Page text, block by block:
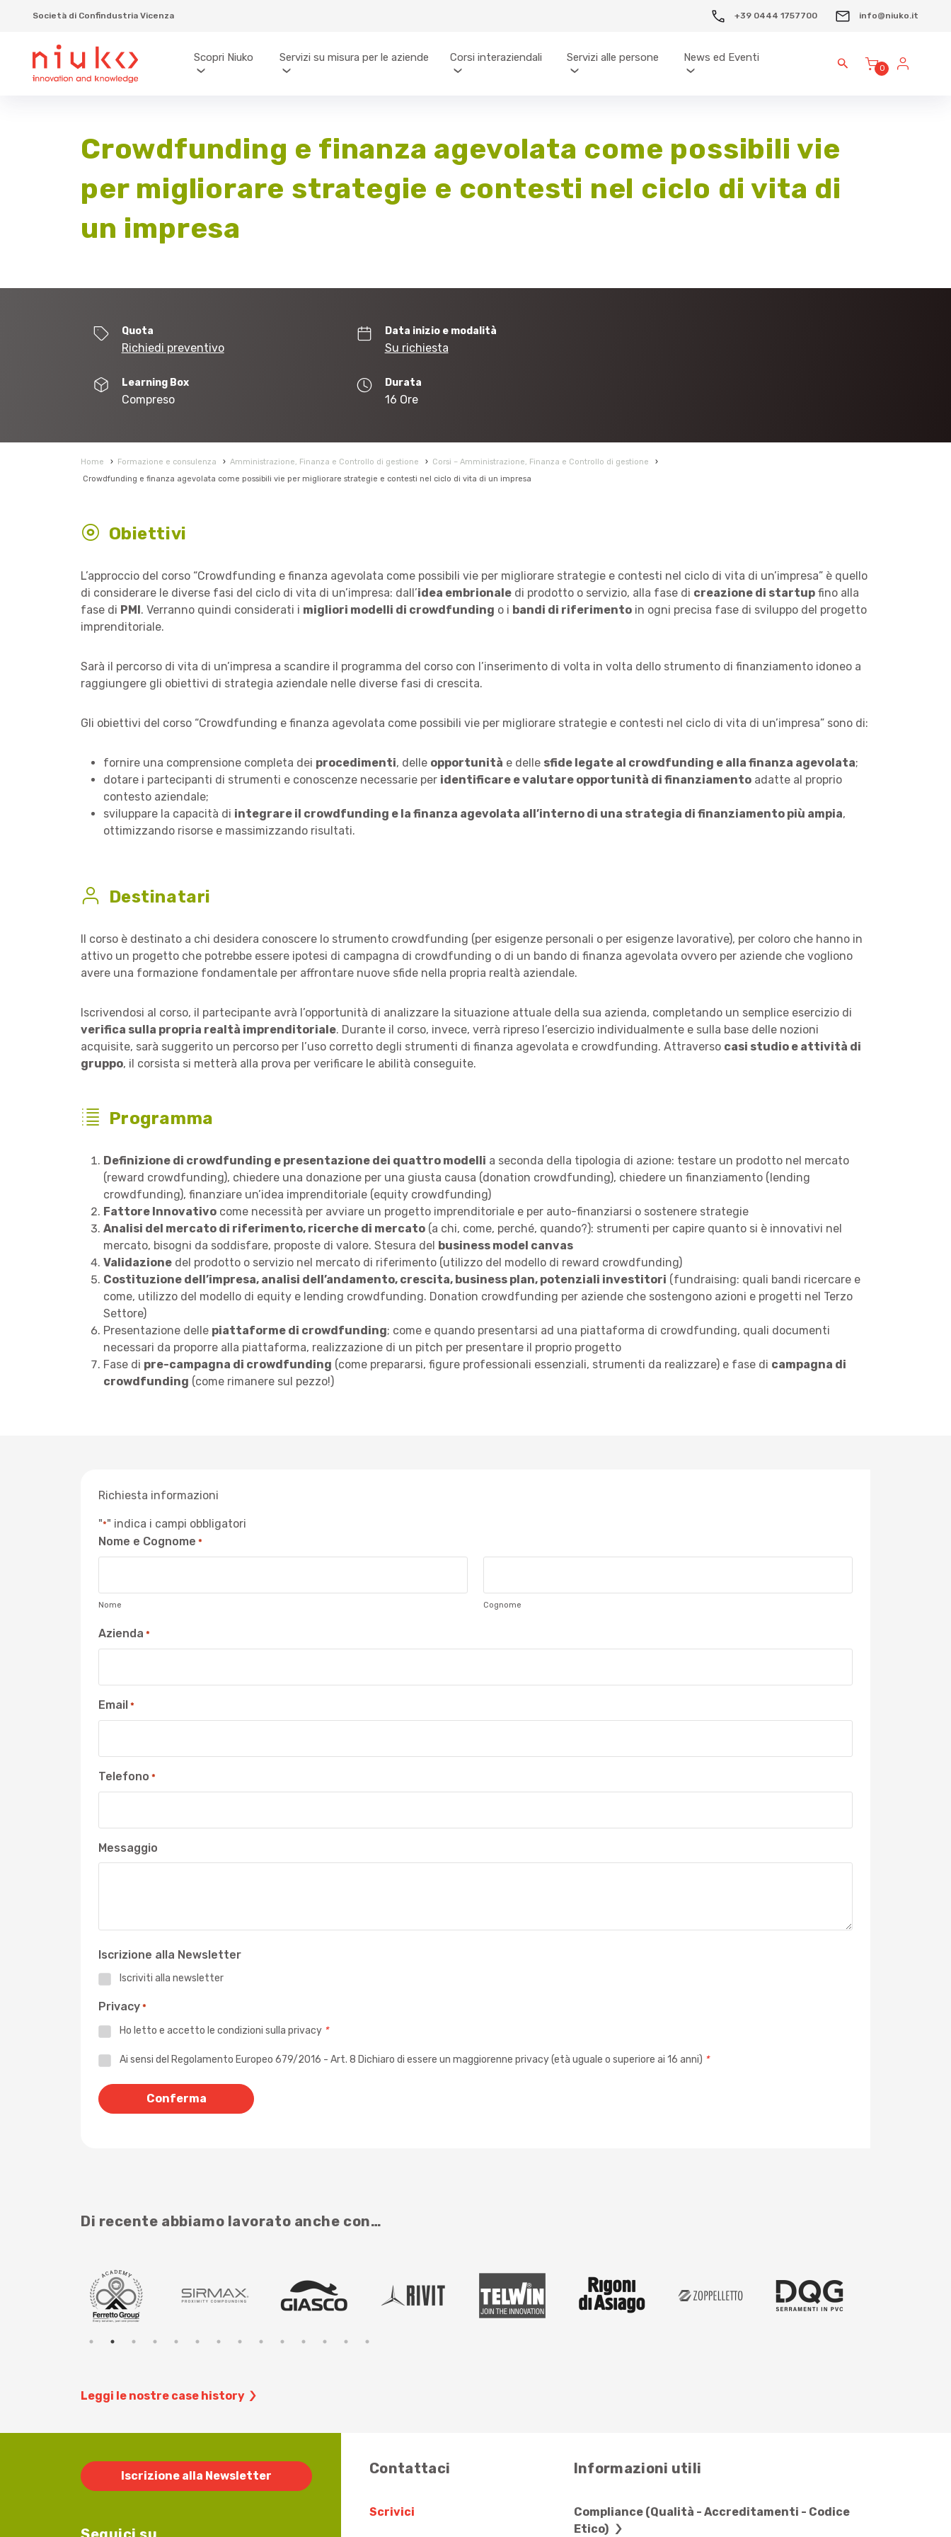
Società di Confindustria Vicenza +39 0444 1757700 info@niuko.it
0
Scopri Niuko Servizi su misura per le aziende Corsi interaziendali Servizi alle persone News ed Eventi
Crowdfunding e finanza agevolata come possibili vie
per migliorare strategie e contesti nel ciclo di vita di
un impresa
Quota
Richiedi preventivo
Learning Box
Compreso
Data inizio e modalità
Su richiesta
Durata
16 Ore
Home › Formazione e consulenza › Amministrazione, Finanza e Controllo di gestione › Corsi – Amministrazione, Finanza e Controllo di gestione
›
Crowdfunding e finanza agevolata come possibili vie per migliorare strategie e contesti nel ciclo di vita di un impresa
Obiettivi
L’approccio del corso “Crowdfunding e finanza agevolata come possibili vie per migliorare strategie e contesti nel ciclo di vita di un’impresa” è quello
di considerare le diverse fasi del ciclo di vita di un’impresa: dall’idea embrionale di prodotto o servizio, alla fase di creazione di startup fino alla
fase di PMI. Verranno quindi considerati i migliori modelli di crowdfunding o i bandi di riferimento in ogni precisa fase di sviluppo del progetto
imprenditoriale.
Sarà il percorso di vita di un’impresa a scandire il programma del corso con l’inserimento di volta in volta dello strumento di finanziamento idoneo a
raggiungere gli obiettivi di strategia aziendale nelle diverse fasi di crescita.
Gli obiettivi del corso “Crowdfunding e finanza agevolata come possibili vie per migliorare strategie e contesti nel ciclo di vita di un’impresa” sono di:
fornire una comprensione completa dei procedimenti, delle opportunità e delle sfide legate al crowdfunding e alla finanza agevolata;
dotare i partecipanti di strumenti e conoscenze necessarie per identificare e valutare opportunità di finanziamento adatte al proprio
contesto aziendale;
sviluppare la capacità di integrare il crowdfunding e la finanza agevolata all’interno di una strategia di finanziamento più ampia,
ottimizzando risorse e massimizzando risultati.
Destinatari
Il corso è destinato a chi desidera conoscere lo strumento crowdfunding (per esigenze personali o per esigenze lavorative), per coloro che hanno in
attivo un progetto che potrebbe essere ipotesi di campagna di crowdfunding o di un bando di finanza agevolata ovvero per aziende che vogliono
avere una formazione fondamentale per affrontare nuove sfide nella propria realtà aziendale.
Iscrivendosi al corso, il partecipante avrà l’opportunità di analizzare la situazione attuale della sua azienda, completando un semplice esercizio di
verifica sulla propria realtà imprenditoriale. Durante il corso, invece, verrà ripreso l’esercizio individualmente e sulla base delle nozioni
acquisite, sarà suggerito un percorso per l’uso corretto degli strumenti di finanza agevolata e crowdfunding. Attraverso casi studio e attività di
gruppo, il corsista si metterà alla prova per verificare le abilità conseguite.
Programma
Definizione di crowdfunding e presentazione dei quattro modelli a seconda della tipologia di azione: testare un prodotto nel mercato
(reward crowdfunding), chiedere una donazione per una giusta causa (donation crowdfunding), chiedere un finanziamento (lending
crowdfunding), finanziare un’idea imprenditoriale (equity crowdfunding)
Fattore Innovativo come necessità per avviare un progetto imprenditoriale e per auto-finanziarsi o sostenere strategie
Analisi del mercato di riferimento, ricerche di mercato (a chi, come, perché, quando?): strumenti per capire quanto si è innovativi nel
mercato, bisogni da soddisfare, proposte di valore. Stesura del business model canvas
Validazione del prodotto o servizio nel mercato di riferimento (utilizzo del modello di reward crowdfunding)
Costituzione dell’impresa, analisi dell’andamento, crescita, business plan, potenziali investitori (fundraising: quali bandi ricercare e
come, utilizzo del modello di equity e lending crowdfunding. Donation crowdfunding per aziende che sostengono azioni e progetti nel Terzo
Settore)
Presentazione delle piattaforme di crowdfunding; come e quando presentarsi ad una piattaforma di crowdfunding, quali documenti
necessari da proporre alla piattaforma, realizzazione di un pitch per presentare il proprio progetto
Fase di pre-campagna di crowdfunding (come prepararsi, figure professionali essenziali, strumenti da realizzare) e fase di campagna di
crowdfunding (come rimanere sul pezzo!)
Richiesta informazioni
"*" indica i campi obbligatori
Nome e Cognome *
Nome Cognome
Azienda *
Email *
Telefono *
Messaggio
Iscrizione alla Newsletter
Iscriviti alla newsletter
Privacy *
Ho letto e accetto le condizioni sulla privacy *
PrivacyAi sensi del Regolamento Europeo 679/2016 - Art. 8 Dichiaro di essere un maggiorenne privacy (età uguale o superiore ai 16 anni) *
Di recente abbiamo lavorato anche con…
Leggi le nostre case history
Iscrizione alla Newsletter Contattaci
Scrivici
Informazioni utili
Compliance (Qualità - Accreditamenti - Codice
Etico)